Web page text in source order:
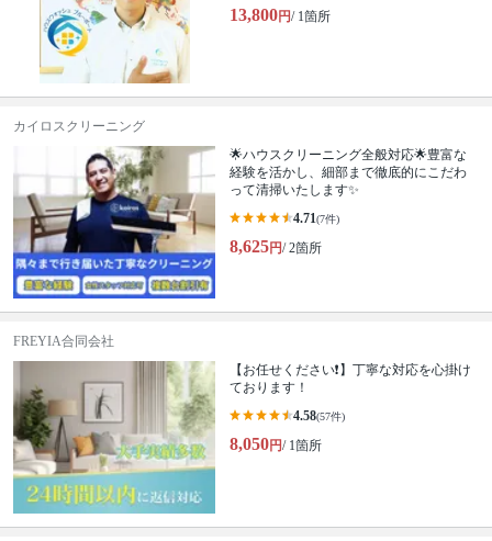
13,800円/ 1箇所
カイロスクリーニング
🌟ハウスクリーニング全般対応🌟豊富な
経験を活かし、細部まで徹底的にこだわ
って清掃いたします✨
4.71(7件)
8,625円/ 2箇所
FREYIA合同会社
【お任せください❗️】丁寧な対応を心掛け
ております！
4.58(57件)
8,050円/ 1箇所